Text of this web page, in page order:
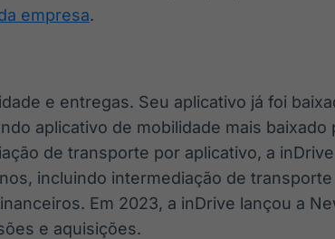
empresa.
e entregas. Seu aplicativo já foi
aplicativo de mobilidade mais baixado
de transporte por aplicativo, a inDrive
incluindo intermediação de transporte
Em 2023, a inDrive lançou a
e aquisições.